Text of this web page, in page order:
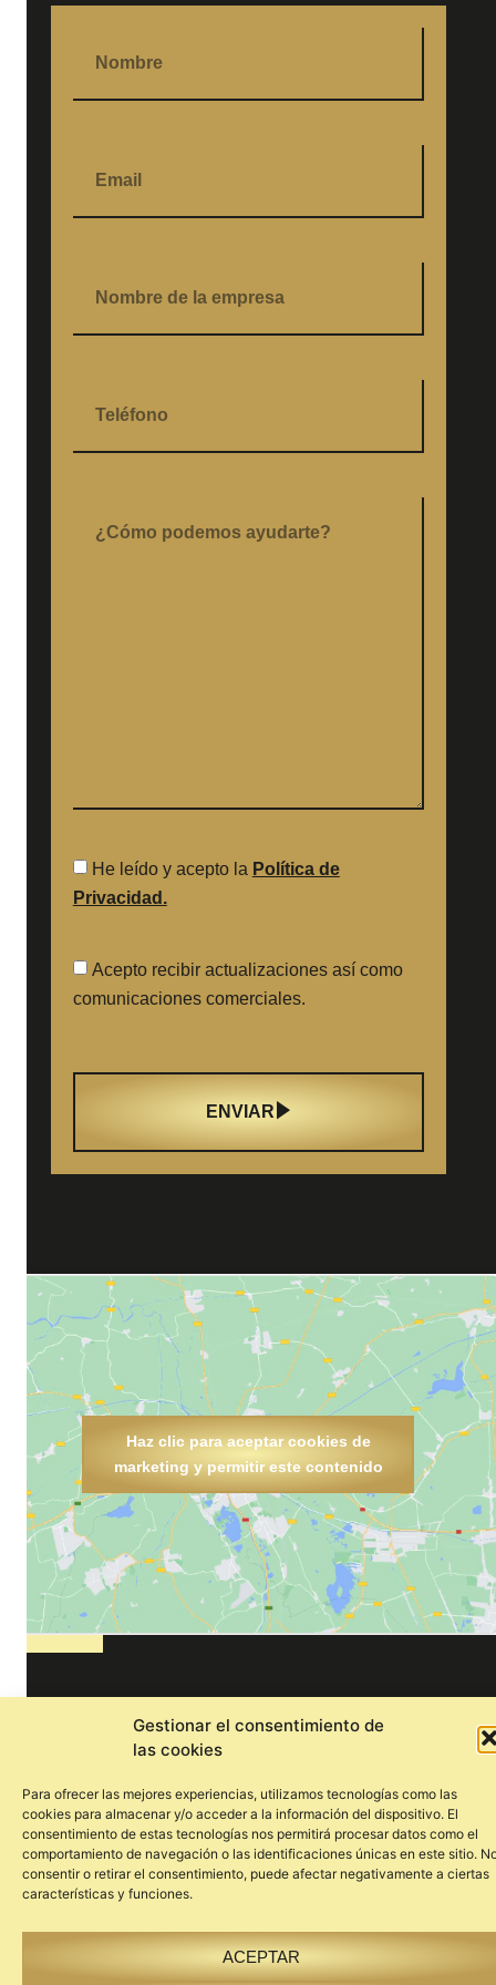
Gestionar el consentimiento de
las cookies
Para ofrecer las mejores experiencias, utilizamos tecnologías como las
cookies para almacenar y/o acceder a la información del dispositivo. El
consentimiento de estas tecnologías nos permitirá procesar datos como el
comportamiento de navegación o las identificaciones únicas en este sitio.
consentir o retirar el consentimiento, puede afectar negativamente a ciertas
características y funciones.
ACEPTAR
He leído y acepto la Política de
Privacidad.
Acepto recibir actualizaciones así como
comunicaciones comerciales.
ENVIAR
Haz clic para aceptar cookies de
marketing y permitir este contenido
Hablemos, no dudes en ponerte en
contacto con nosotras.
Paseo de Gracia 53, Ático